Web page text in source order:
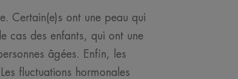
Certain(e)s ont une peau qui
cas des enfants, qui ont une
âgées. Enfin, les
fluctuations hormonales